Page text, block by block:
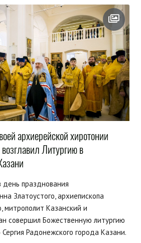
архиерейской хиротонии
Литургию в
день празднования
Златоустого, архиепископа
митрополит Казанский и
совершил Божественную литургию
Радонежского города Казани.